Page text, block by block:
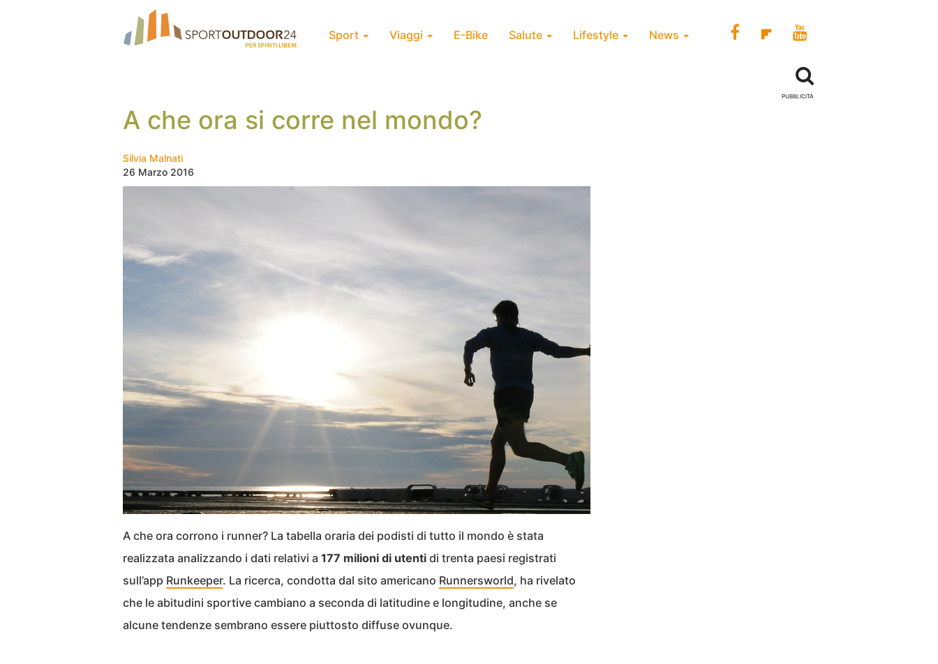
Sport Viaggi E-Bike Salute Lifestyle News
A che ora si corre nel mondo?
Silvia Malnati
26 Marzo 2016
A che ora corrono i runner? La tabella oraria dei podisti di tutto il mondo è stata
realizzata analizzando i dati relativi a 177 milioni di utenti di trenta paesi registrati
sull’app Runkeeper. La ricerca, condotta dal sito americano Runnersworld, ha rivelato
che le abitudini sportive cambiano a seconda di latitudine e longitudine, anche se
alcune tendenze sembrano essere piuttosto diffuse ovunque.
PUBBLICITÀ